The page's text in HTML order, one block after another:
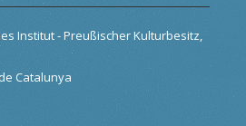
Institut - Preußischer Kulturbesitz,
Catalunya